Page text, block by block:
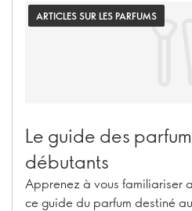
ARTICLES SUR LES PARFUMS
Le guide des
débutants
Apprenez à vous familiariser
ce guide du parfum destiné